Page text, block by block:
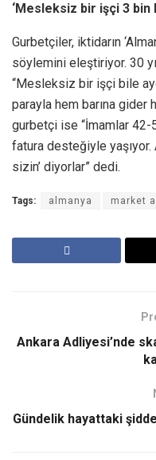
‘Mesleksiz bir işçi 3 bin
Gurbetçiler, iktidarın
söylemini eleştiriyor. 30
“Mesleksiz bir işçi bile
parayla hem barına gider
gurbetçi ise “İmamlar 42-
fatura desteğiyle yaşıyor.
sizin’ diyorlar” dedi.
Tags: almanya market
Ankara Adliyesi’nde
Gündelik hayattaki